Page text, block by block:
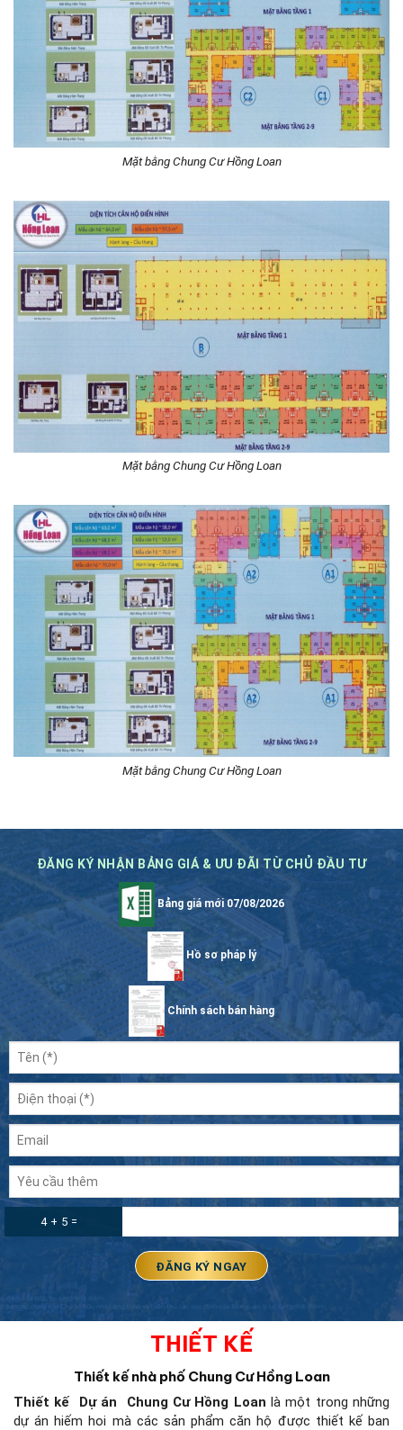
Mặt bằng Chung Cư Hồng Loan
Mặt bằng Chung Cư Hồng Loan
Mặt bằng Chung Cư Hồng Loan
ĐĂNG KÝ NHẬN BẢNG GIÁ & ƯU ĐÃI TỪ CHỦ ĐẦU TƯ
Bảng giá mới 07/08/2026
Hồ sơ pháp lý
Chính sách bán hàng
4 + 5 =
THIẾT KẾ
Thiết kế nhà phố Chung Cư Hồng Loan
Thiết kế Dự án Chung Cư Hồng Loan là một trong những
dự án hiếm hoi mà các sản phẩm căn hộ được thiết kế ban